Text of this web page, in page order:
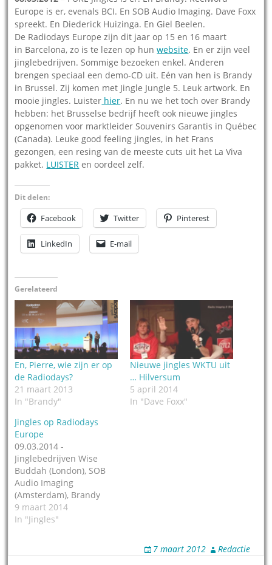
Europe is er, evenals BCI. En SOB Audio Imaging. Dave Foxx
spreekt. En Diederick Huizinga. En Giel Beelen.
De Radiodays Europe zijn dit jaar op 15 en 16 maart
in Barcelona, zo is te lezen op hunwebsite. En er zijn veel
jinglebedrijven. Sommige bezoeken enkel. Anderen
brengen speciaal een demo-CD uit. Eén van hen is Brandy
in Brussel. Zij komen met Jingle Jungle 5. Leuk artwork. En
mooie jingles. Luister hier. En nu we het toch over Brandy
hebben: het Brusselse bedrijf heeft ook nieuwe jingles
opgenomen voor marktleider Souvenirs Garantis in Québec
(Canada). Leuke good feeling jingles, in het Frans
gezongen, een resing van de meeste cuts uit het La Viva
pakket. LUISTER en oordeel zelf.
Dit delen:
Facebook Twitter Pinterest
LinkedIn E-mail
Gerelateerd
En, Pierre, wie zijn er op
de Radiodays?
21 maart 2013
In "Brandy"
Nieuwe jingles WKTU uit
… Hilversum
5 april 2014
In "Dave Foxx"
Jingles op Radiodays
Europe
09.03.2014 -
Jinglebedrijven Wise
Buddah (London), SOB
Audio Imaging
(Amsterdam), Brandy
(Brussel), Reelworld
Europe en Pure Jingles
9 maart 2014
In "Jingles"
7 maart 2012 Redactie